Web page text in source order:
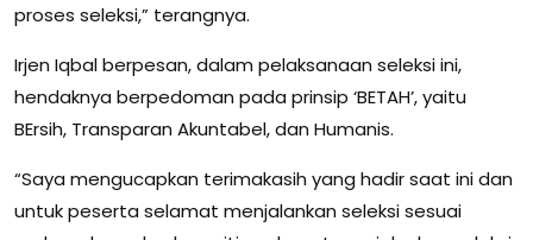
proses seleksi,” terangnya.
Irjen Iqbal berpesan, dalam pelaksanaan seleksi ini,
hendaknya berpedoman pada prinsip ‘BETAH’, yaitu
BErsih, Transparan Akuntabel, dan Humanis.
“Saya mengucapkan terimakasih yang hadir saat ini dan
untuk peserta selamat menjalankan seleksi sesuai